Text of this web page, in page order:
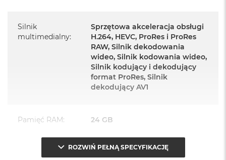
Przewód USB‑C do ładowania
Najważniejsze cechy:
siedmiu wspaniałych kolorach desktop all‑in‑one będzie
ozdobą, gdziekolwiek się pojawi.
TURBODOPALANY CZIPEM M4
– Z czipem Apple M4
Silnik
multimedialny:
Sprzętowa akceleracja obsługi
H.264, HEVC, ProRes i ProRes
RAW, Silnik dekodowania
wideo, Silnik kodowania wideo,
Silnik kodujący i dekodujący
format ProRes, Silnik
dekodujący AV1
Pamięć RAM: 24 GB
Zunifikowana
ROZWIŃ PEŁNĄ SPECYFIKACJĘ